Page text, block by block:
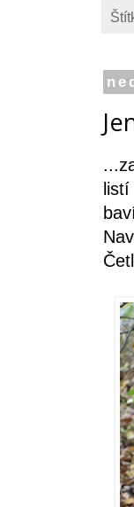
listí